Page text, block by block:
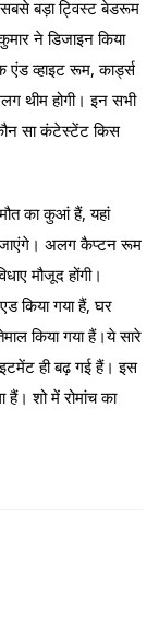
बड़ा ट्विस्ट बेडरूम
ने डिजाइन किया
व्हाइट रूम, कार्ड्स
थीम होगी। इन सभी
सा कंटेस्टेंट किस
का कुआं हैं, यहां
जाएंगे। अलग कैप्टन रूम
मौजूद होंगी।
किया गया हैं, घर
किया गया हैं।ये सारे
ही बढ़ गई हैं। इस
हैं। शो में रोमांच का